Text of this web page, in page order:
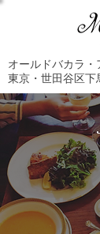
オールドバカラ・
東京・世田谷区下